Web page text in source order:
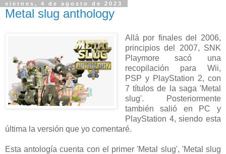
viernes, 4 de agosto de 2023
Metal slug anthology
Allá por finales del 2006,
principios del 2007, SNK
Playmore sacó una
recopilación para Wii,
PSP y PlayStation 2, con
7 títulos de la saga 'Metal
slug'. Posteriormente
también salió en PC y
PlayStation 4, siendo esta
última la versión que yo comentaré.
Esta antología cuenta con el primer 'Metal slug', 'Metal slug